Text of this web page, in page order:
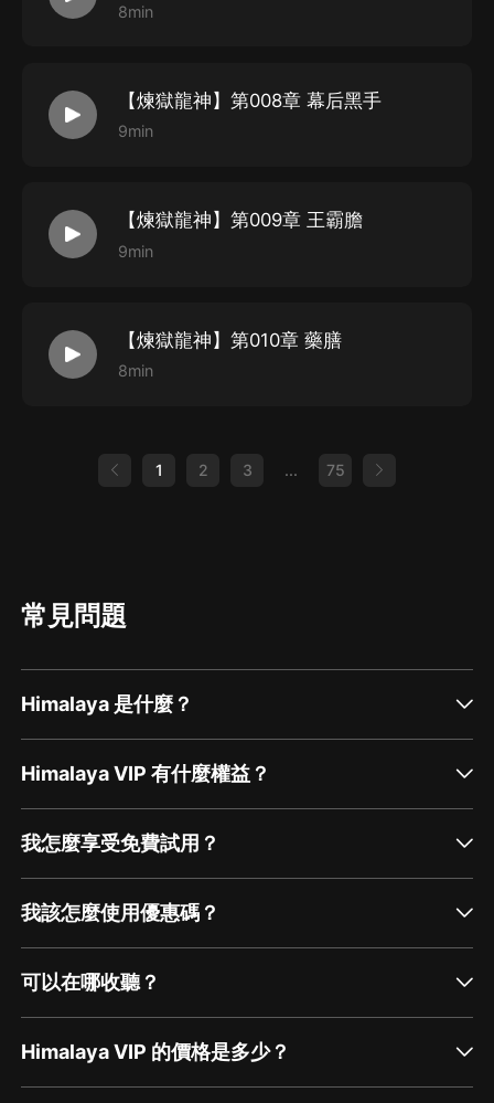
8min
【煉獄龍神】第008章 幕后黑手
9min
【煉獄龍神】第009章 王霸膽
9min
【煉獄龍神】第010章 藥膳
8min
1 2 3 ... 75
常見問題
Himalaya 是什麼？
Himalaya VIP 有什麼權益？
我怎麼享受免費試用？
我該怎麼使用優惠碼？
可以在哪收聽？
Himalaya VIP 的價格是多少？